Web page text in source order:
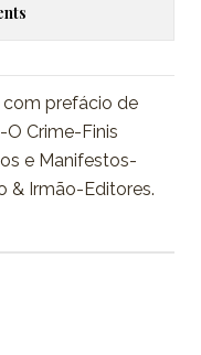
com prefácio de
O Crime-Finis
e Manifestos-
& Irmão-Editores.